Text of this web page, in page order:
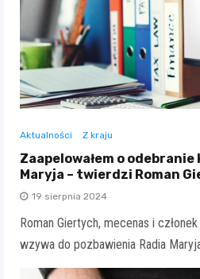
Aktualności Z kraju
Zaapelowałem o
Maryja – twierdzi Roman
19 sierpnia 2024
Roman Giertych, mecenas i
wzywa do pozbawienia Radia